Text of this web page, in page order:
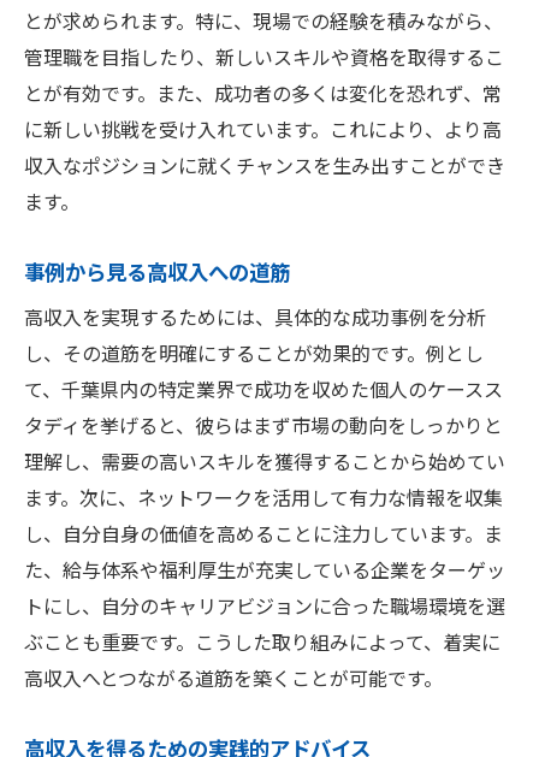
とが求められます。特に、現場での経験を積みながら、
管理職を目指したり、新しいスキルや資格を取得するこ
とが有効です。また、成功者の多くは変化を恐れず、常
に新しい挑戦を受け入れています。これにより、より高
収入なポジションに就くチャンスを生み出すことができ
ます。
事例から見る高収入への道筋
高収入を実現するためには、具体的な成功事例を分析
し、その道筋を明確にすることが効果的です。例とし
て、千葉県内の特定業界で成功を収めた個人のケースス
タディを挙げると、彼らはまず市場の動向をしっかりと
理解し、需要の高いスキルを獲得することから始めてい
ます。次に、ネットワークを活用して有力な情報を収集
し、自分自身の価値を高めることに注力しています。ま
た、給与体系や福利厚生が充実している企業をターゲッ
トにし、自分のキャリアビジョンに合った職場環境を選
ぶことも重要です。こうした取り組みによって、着実に
高収入へとつながる道筋を築くことが可能です。
高収入を得るための実践的アドバイス